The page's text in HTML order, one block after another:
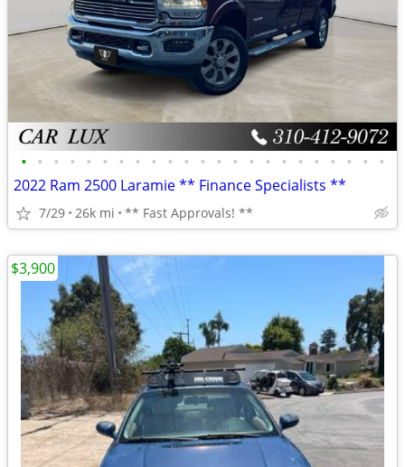
• • • • • • • • • • • • • • • • • • • • • • •
2022 Ram 2500 Laramie ** Finance Specialists **
7/29 26k mi ** Fast Approvals! **
$3,900